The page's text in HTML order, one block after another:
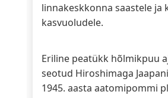
linnakeskkonna saastele ja
kasvuoludele.
Eriline peatükk hõlmikpuu
seotud Hiroshimaga
1945. aasta aatomipommi